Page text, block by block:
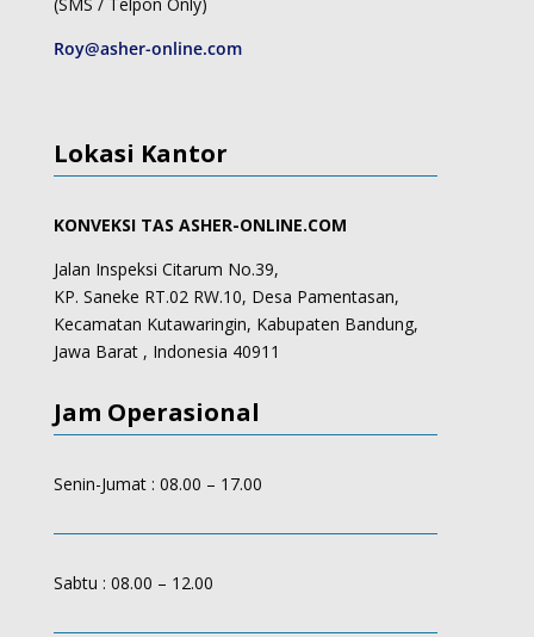
Roy@asher-online.com
Lokasi Kantor
KONVEKSI TAS ASHER-ONLINE.COM
Jalan Inspeksi Citarum No.39,
KP. Saneke RT.02 RW.10, Desa Pamentasan,
Kecamatan Kutawaringin, Kabupaten Bandung,
Jawa Barat , Indonesia 40911
Jam Operasional
Senin-Jumat : 08.00 – 17.00
Sabtu : 08.00 – 12.00